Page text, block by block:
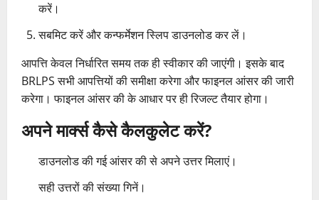
करें।
सबमिट करें और कन्फर्मेशन स्लिप डाउनलोड कर लें।
आपत्ति केवल निर्धारित समय तक ही स्वीकार की जाएंगी। इसके बाद
BRLPS सभी आपत्तियों की समीक्षा करेगा और फाइनल आंसर की जारी
करेगा। फाइनल आंसर की के आधार पर ही रिजल्ट तैयार होगा।
अपने मार्क्स कैसे कैलकुलेट करें?
डाउनलोड की गई आंसर की से अपने उत्तर मिलाएं।
सही उत्तरों की संख्या गिनें।